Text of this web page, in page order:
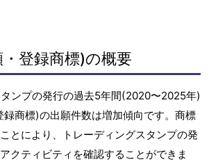
登録商標)の概要
タンプの発行の過去5年間(2020〜2025年)
商標)の出願件数は増加傾向です。商標
とにより、トレーディングスタンプの発
クティビティを確認することができま